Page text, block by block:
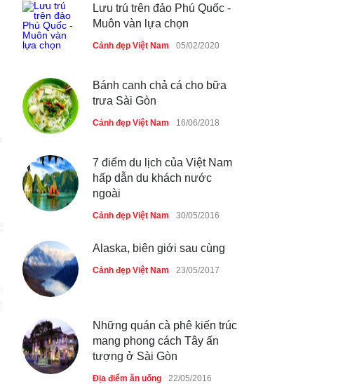
Nhiều hoạt động tôn vinh nhà
giáo tại Đầm Sen
Cảnh đẹp Việt Nam 25/04/2020
Lưu trú trên đảo Phú Quốc -
Muôn vàn lựa chọn
Cảnh đẹp Việt Nam 05/02/2020
Bánh canh chả cá cho bữa
trưa Sài Gòn
Cảnh đẹp Việt Nam 16/06/2018
7 điểm du lịch của Việt Nam
hấp dẫn du khách nước
ngoài
Cảnh đẹp Việt Nam 30/05/2016
Alaska, biên giới sau cùng
Cảnh đẹp Việt Nam 23/05/2017
Những quán cà phê kiến trúc
mang phong cách Tây ấn
tượng ở Sài Gòn
Địa điểm ăn uống 22/05/2016